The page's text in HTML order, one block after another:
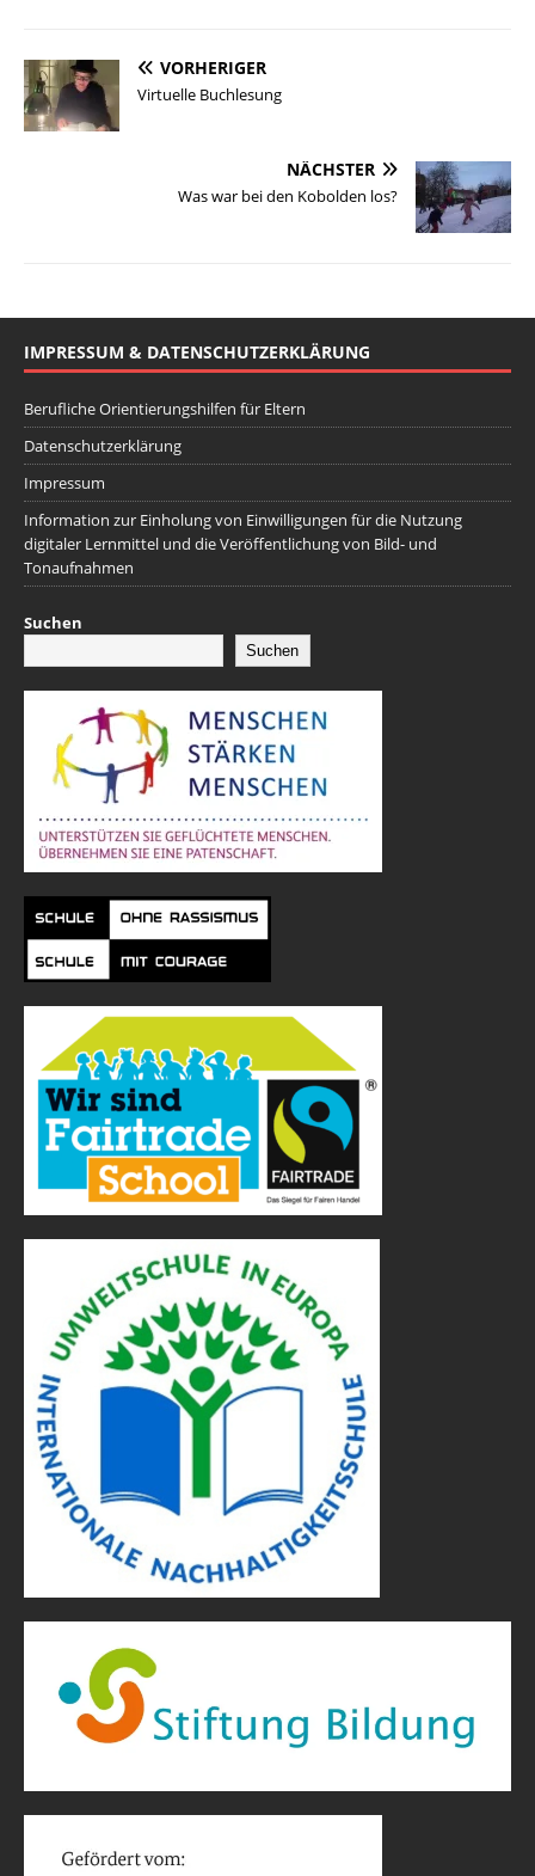
VORHERIGER
Virtuelle Buchlesung
NÄCHSTER
Was war bei den Kobolden los?
IMPRESSUM & DATENSCHUTZERKLÄRUNG
Berufliche Orientierungshilfen für Eltern
Datenschutzerklärung
Impressum
Information zur Einholung von Einwilligungen für die Nutzung
digitaler Lernmittel und die Veröffentlichung von Bild- und
Tonaufnahmen
Suchen
Suchen